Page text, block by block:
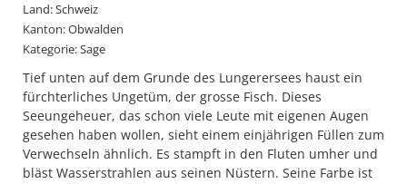
Land: Schweiz
Kanton: Obwalden
Kategorie: Sage
Tief unten auf dem Grunde des Lungerersees haust ein
fürchterliches Ungetüm, der grosse Fisch. Dieses
Seeungeheuer, das schon viele Leute mit eigenen Augen
gesehen haben wollen, sieht einem einjährigen Füllen zum
Verwechseln ähnlich. Es stampft in den Fluten umher und
bläst Wasserstrahlen aus seinen Nüstern. Seine Farbe ist